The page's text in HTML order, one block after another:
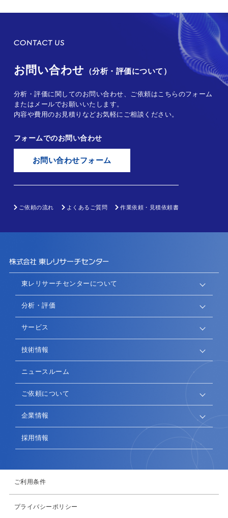
お問い合わせ （分析・評価について）
分析・評価に関してのお問い合わせ、ご依頼はこちらのフォーム
またはメールでお願いいたします。
内容や費用のお見積りなどお気軽にご相談ください。
フォームでのお問い合わせ
お問い合わせフォーム
ご依頼の流れ よくあるご質問 作業依頼・見積依頼書
東レリサーチセンターについて
分析・評価
サービス
技術情報
ニュースルーム
ご依頼について
企業情報
採用情報
ご利用条件
プライバシーポリシー